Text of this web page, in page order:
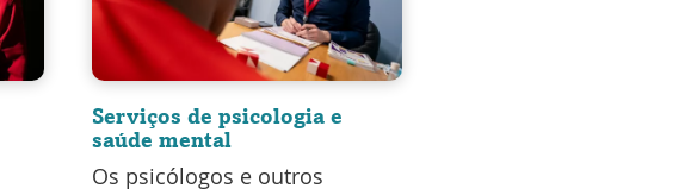
Serviços de psicologia e
saúde mental
Os psicólogos e outros